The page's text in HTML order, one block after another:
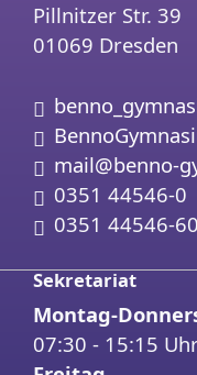
Pillnitzer Str. 39
01069 Dresden
Instagram:
Facebook:
Email:
mail@benno-
Telefon:
0351 44546-0
Fax:0351 44546-60
Sekretariat
Montag-
07:30 - 15:15